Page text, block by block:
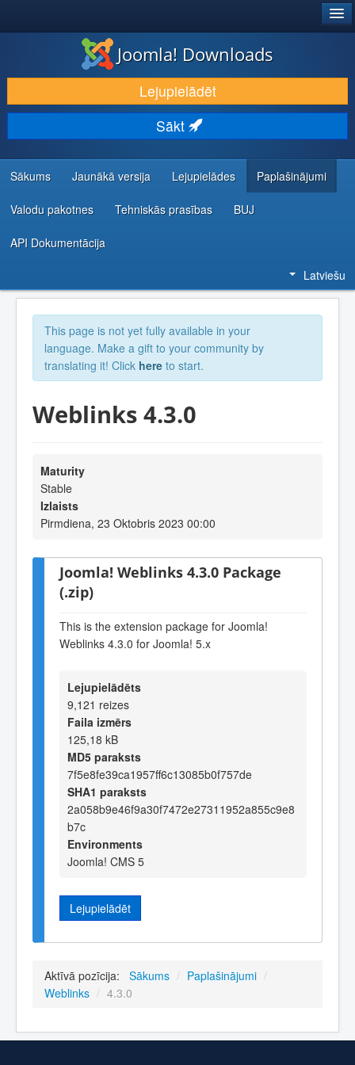
LEJUPIELĀDĒT UN PAPLAŠINĀT
ATKLĀJ UN IEMĀCIES
KOPIENA UN ATBALSTS
IZSTRĀDĀTĀJU RESURSI
Joomla! Downloads
Lejupielādēt
Sākt
Sākums Jaunākā versija Lejupielādes Paplašinājumi
Valodu pakotnes Tehniskās prasības BUJ
API Dokumentācija
Latviešu
This page is not yet fully available in your
language. Make a gift to your community by
translating it! Click here to start.
Weblinks 4.3.0
Maturity
Stable
Izlaists
Pirmdiena, 23 Oktobris 2023 00:00
Joomla! Weblinks 4.3.0 Package
(.zip)
This is the extension package for Joomla!
Weblinks 4.3.0 for Joomla! 5.x
Lejupielādēts
9,121 reizes
Faila izmērs
125,18 kB
MD5 paraksts
7f5e8fe39ca1957ff6c13085b0f757de
SHA1 paraksts
2a058b9e46f9a30f7472e27311952a855c9e8
b7c
Environments
Joomla! CMS 5
Lejupielādēt
Aktīvā pozīcija: Sākums / Paplašinājumi /
Weblinks / 4.3.0